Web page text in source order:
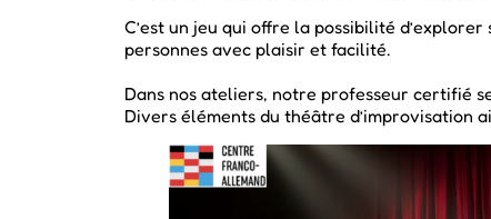
C’est un jeu qui offre la possibilité
personnes avec plaisir et facilité.
Dans nos ateliers, notre professeur certifié
Divers éléments du théâtre d’improvisation